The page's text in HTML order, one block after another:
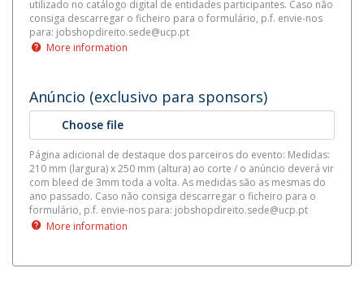
utilizado no catálogo digital de entidades participantes. Caso não
consiga descarregar o ficheiro para o formulário, p.f. envie-nos
para: jobshopdireito.sede@ucp.pt
More information
Anúncio (exclusivo para sponsors)
Choose file
Página adicional de destaque dos parceiros do evento: Medidas:
210 mm (largura) x 250 mm (altura) ao corte / o anúncio deverá vir
com bleed de 3mm toda a volta. As medidas são as mesmas do
ano passado. Caso não consiga descarregar o ficheiro para o
formulário, p.f. envie-nos para: jobshopdireito.sede@ucp.pt
More information